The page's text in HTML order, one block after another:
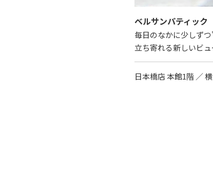
ベルサンパティック
毎日のなかに少しず
立ち寄れる新しいビュ
日本橋店 本館1階 ／